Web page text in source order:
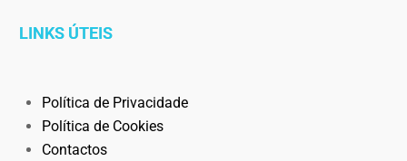
LINKS ÚTEIS
Política de Privacidade
Política de Cookies
Contactos